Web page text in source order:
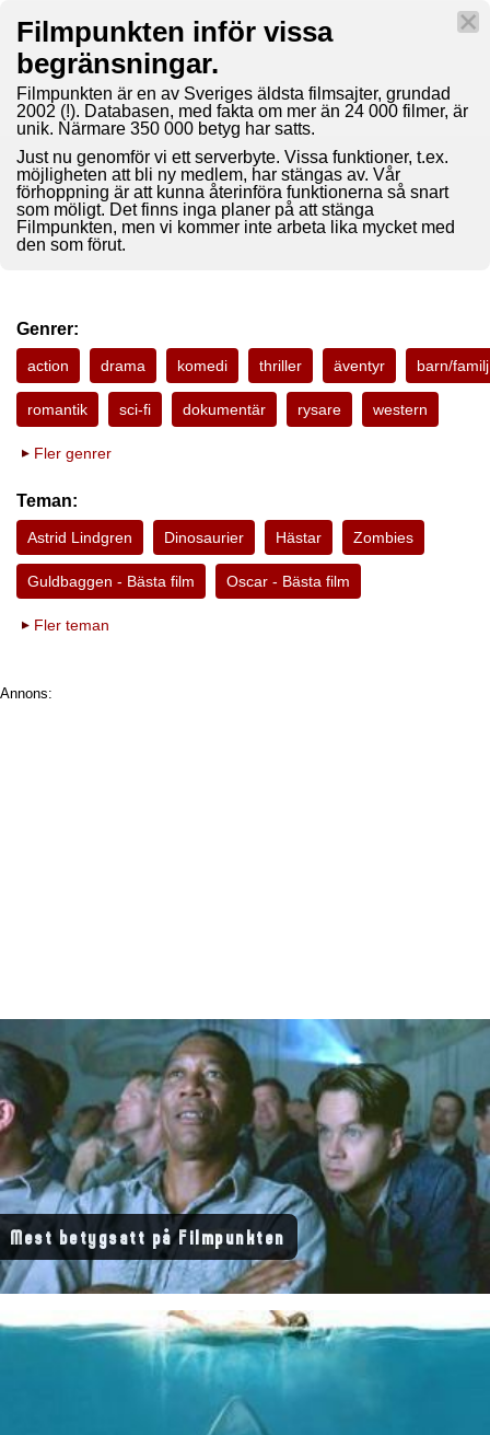
Filmpunkten inför vissa
begränsningar.
Filmpunkten är en av Sveriges äldsta filmsajter, grundad
2002 (!). Databasen, med fakta om mer än 24 000 filmer, är
unik. Närmare 350 000 betyg har satts.
Just nu genomför vi ett serverbyte. Vissa funktioner, t.ex.
möjligheten att bli ny medlem, har stängas av. Vår
förhoppning är att kunna återinföra funktionerna så snart
som möligt. Det finns inga planer på att stänga
Filmpunkten, men vi kommer inte arbeta lika mycket med
den som förut.
Genrer:
action drama komedi thriller äventyr barn/familj
romantik sci-fi dokumentär rysare western
Fler genrer
Teman:
Astrid Lindgren Dinosaurier Hästar Zombies
Guldbaggen - Bästa film Oscar - Bästa film
Fler teman
Annons:
Mest betygsatt på Filmpunkten